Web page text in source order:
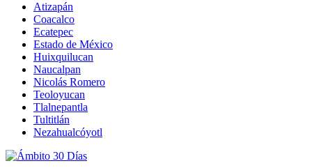
Atizapán
Coacalco
Ecatepec
Estado de México
Huixquilucan
Naucalpan
Nicolás Romero
Teoloyucan
Tlalnepantla
Tultitlán
Nezahualcóyotl